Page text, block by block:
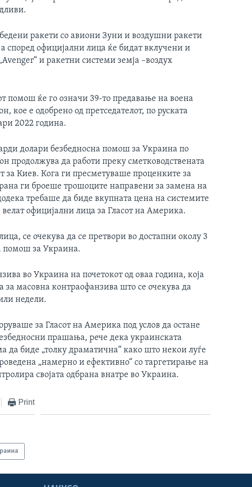
ракети со авиони Зуни и воздушни ракети
според официјални лица ќе бидат вклучени и
и ракетни системи земја –воздух
помош ќе го означи 39-то предавање на воена
кое е одобрено од претседателот, по руската
2022 година.
долари безбедносна помош за Украина по
продолжува да работи преку сметководствената
за Киев. Кога ги пресметуваше проценките за
ги броеше трошоците направени за замена на
требаше да биде вкупната цена на системите
официјални лица за Гласот на Америка.
се очекува да се претвори во достапни околу 3
помош за Украина.
во Украина на почетокот од оваа година, која
за масовна контраофанзива што се очекува да
недели.
за Гласот на Америка под услов да остане
прашања, рече дека украинската
да биде „толку драматична“ како што некои луѓе
„намерно и ефективно“ со таргетирање на
својата одбрана внатре во Украина.
Print